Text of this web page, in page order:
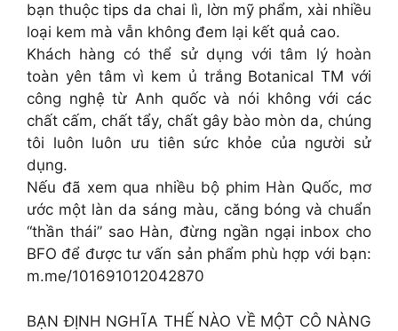
bạn thuộc tips da chai lì, lờn mỹ phẩm, xài nhiều
loại kem mà vẫn không đem lại kết quả cao.
Khách hàng có thể sử dụng với tâm lý hoàn
toàn yên tâm vì kem ủ trắng Botanical TM với
công nghệ từ Anh quốc và nói không với các
chất cấm, chất tẩy, chất gây bào mòn da, chúng
tôi luôn luôn ưu tiên sức khỏe của người sử
dụng.
Nếu đã xem qua nhiều bộ phim Hàn Quốc, mơ
ước một làn da sáng màu, căng bóng và chuẩn
“thần thái” sao Hàn, đừng ngần ngại inbox cho
BFO để được tư vấn sản phẩm phù hợp với bạn:
m.me/101691012042870
BẠN ĐỊNH NGHĨA THẾ NÀO VỀ MỘT CÔ NÀNG